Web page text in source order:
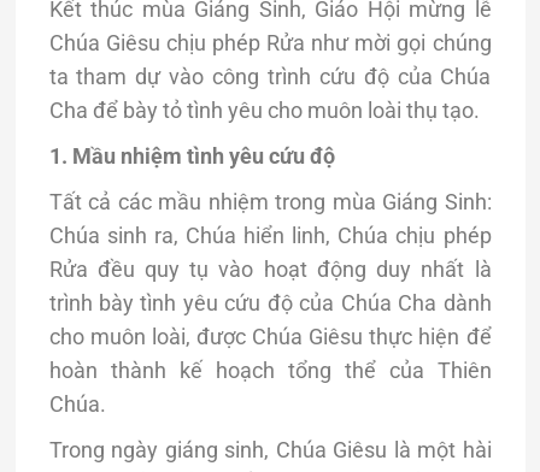
Kết thúc mùa Giáng Sinh, Giáo Hội mừng lễ
Chúa Giêsu chịu phép Rửa như mời gọi chúng
ta tham dự vào công trình cứu độ của Chúa
Cha để bày tỏ tình yêu cho muôn loài thụ tạo.
1. Mầu nhiệm tình yêu cứu độ
Tất cả các mầu nhiệm trong mùa Giáng Sinh:
Chúa sinh ra, Chúa hiển linh, Chúa chịu phép
Rửa đều quy tụ vào hoạt động duy nhất là
trình bày tình yêu cứu độ của Chúa Cha dành
cho muôn loài, được Chúa Giêsu thực hiện để
hoàn thành kế hoạch tổng thể của Thiên
Chúa.
Trong ngày giáng sinh, Chúa Giêsu là một hài